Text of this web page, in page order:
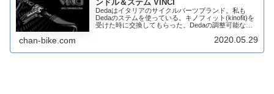
ンドル＆ステム VINCI
Dedaはイタリアのサイクルバーツブランド。私も
Dedaのステムを使っている。キノフィット(kinofit)を
受けた時に交換してもらった。Dedaの調整可能なハ
chan-bike.com 2020.05.29